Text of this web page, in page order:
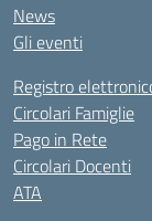
News
Gli eventi
Registro
Circolari Famiglie
Pago in Rete
Circolari Docenti
ATA